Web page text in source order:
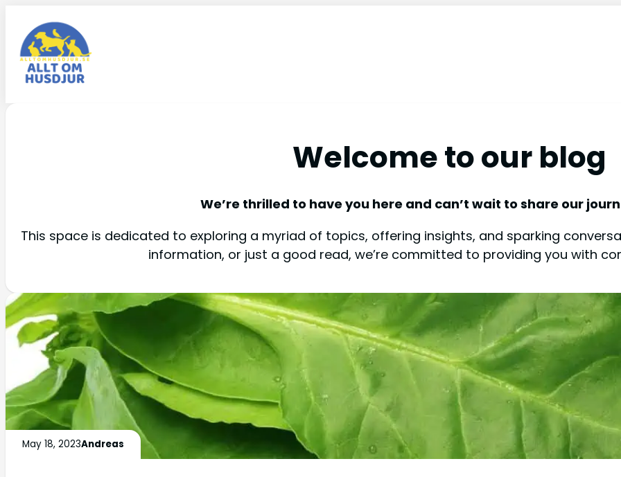
Welcome to our blog
We’re thrilled to have you here and can’t wait to share our
This space is dedicated to exploring a myriad of topics, offering insights, and sparking
information, or just a good read, we’re committed to providing you with
May 18, 2023Andreas